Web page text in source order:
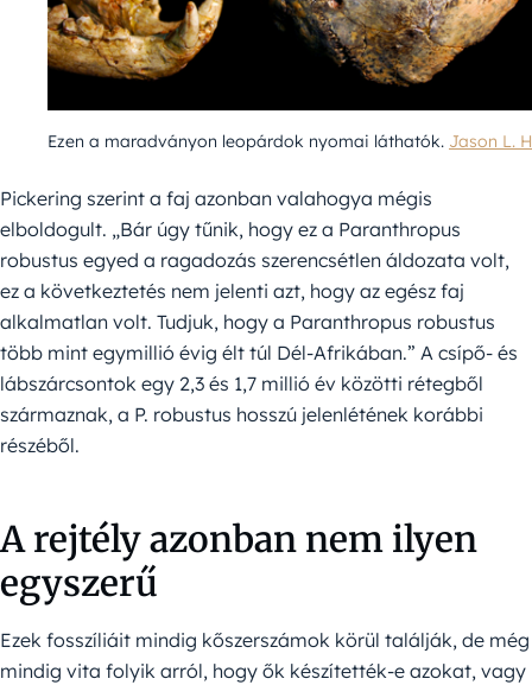
Ezen a maradványon leopárdok nyomai láthatók. Jason L.
Pickering szerint a faj azonban valahogya mégis
elboldogult. „Bár úgy tűnik, hogy ez a Paranthropus
robustus egyed a ragadozás szerencsétlen áldozata volt,
ez a következtetés nem jelenti azt, hogy az egész faj
alkalmatlan volt. Tudjuk, hogy a Paranthropus robustus
több mint egymillió évig élt túl Dél-Afrikában.” A csípő- és
lábszárcsontok egy 2,3 és 1,7 millió év közötti rétegből
származnak, a P. robustus hosszú jelenlétének korábbi
részéből.
A rejtély azonban nem ilyen
egyszerű
Ezek fosszíliáit mindig kőszerszámok körül találják, de még
mindig vita folyik arról, hogy ők készítették-e azokat, vagy